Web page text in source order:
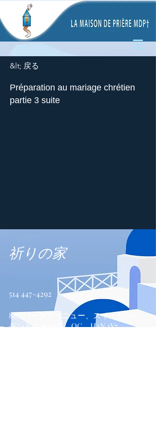
&lt; 戻る
Préparation au mariage chrétien
partie 3 suite
祈りの家
514 447-4292
8815パークアベニュー、スイート100
モントリオール、QC、H2N 1Y7